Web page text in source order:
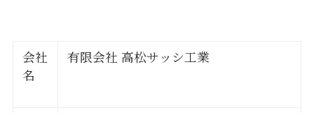
会社
名
有限会社 高松サッシ工業